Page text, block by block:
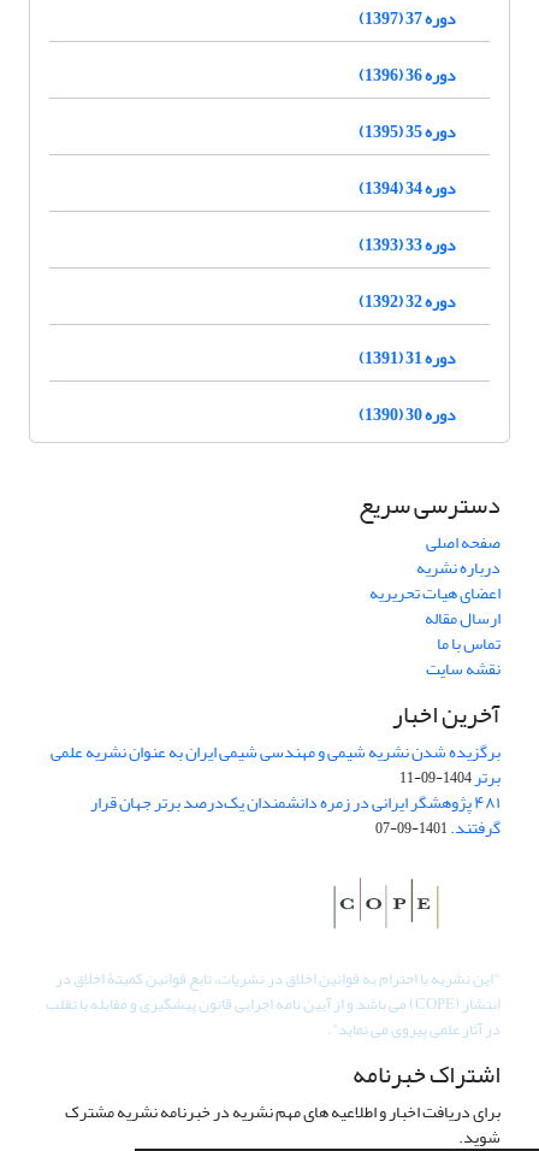
دوره 37 (1397)
دوره 36 (1396)
دوره 35 (1395)
دوره 34 (1394)
دوره 33 (1393)
دوره 32 (1392)
دوره 31 (1391)
دوره 30 (1390)
دسترسی سریع
صفحه اصلی
درباره نشریه
اعضای هیات تحریریه
ارسال مقاله
تماس با ما
نقشه سایت
آخرین اخبار
برگزیده شدن نشریه شیمی و مهندسی شیمی ایران به عنوان نشریه علمی
برتر1404-09-11
۴۸۱ پژوهشگر ایرانی در زمره دانشمندان یک‌درصد برتر جهان قرار
گرفتند.1401-09-07
"این نشریه با احترام به قوانین اخلاق در نشریات، تابع قوانین کمیتۀ اخلاق در
انتشار (COPE) می باشد و از آیین نامه اجرایی قانون پیشگیری و مقابله با تقلب
در آثار علمی پیروی می نماید".
اشتراک خبرنامه
برای دریافت اخبار و اطلاعیه های مهم نشریه در خبرنامه نشریه مشترک
شوید.